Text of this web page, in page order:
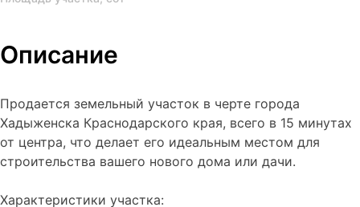
Описание
Продается земельный участок в черте города
Хадыженска Краснодарского края, всего в 15 минутах
от центра, что делает его идеальным местом для
строительства вашего нового дома или дачи.
Характеристики участка: